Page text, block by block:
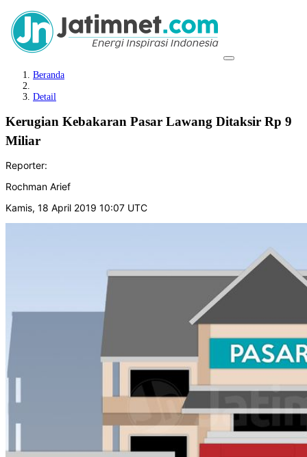
Beranda
Detail
Kerugian Kebakaran Pasar Lawang Ditaksir Rp 9
Miliar
Reporter:
Rochman Arief
Kamis, 18 April 2019 10:07 UTC